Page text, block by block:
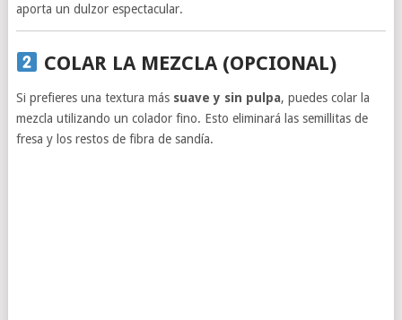
aporta un dulzor espectacular.
COLAR LA MEZCLA (OPCIONAL)
Si prefieres una textura más suave y sin pulpa, puedes colar la
mezcla utilizando un colador fino. Esto eliminará las semillitas de
fresa y los restos de fibra de sandía.